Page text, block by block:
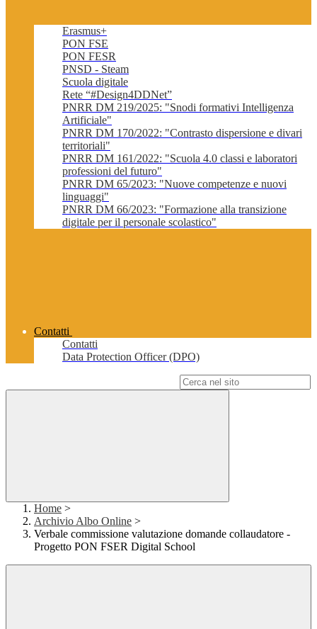
Erasmus+
PON FSE
PON FESR
PNSD - Steam
Scuola digitale
Rete “#Design4DDNet”
PNRR DM 219/2025: "Snodi formativi Intelligenza
Artificiale"
PNRR DM 170/2022: "Contrasto dispersione e divari
territoriali"
PNRR DM 161/2022: "Scuola 4.0 classi e laboratori
professioni del futuro"
PNRR DM 65/2023: "Nuove competenze e nuovi
linguaggi"
PNRR DM 66/2023: "Formazione alla transizione
digitale per il personale scolastico"
Contatti
Contatti
Data Protection Officer (DPO)
Home >
Archivio Albo Online >
Verbale commissione valutazione domande collaudatore -
Progetto PON FSER Digital School